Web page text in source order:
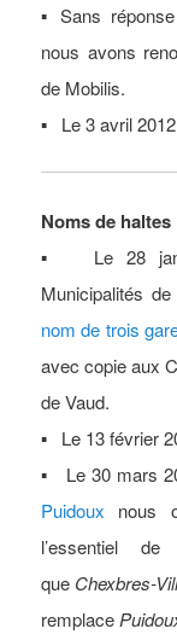
▪ Sans
nous avons
de Mobilis.
▪ Le 3 avril
Noms de haltes
▪ Le 28
Municipalités
nom de trois
avec copie aux
de Vaud.
▪ Le 13 février
▪ Le 30 mars
Puidoux nous
l’essentiel
que Chexbres-
remplace